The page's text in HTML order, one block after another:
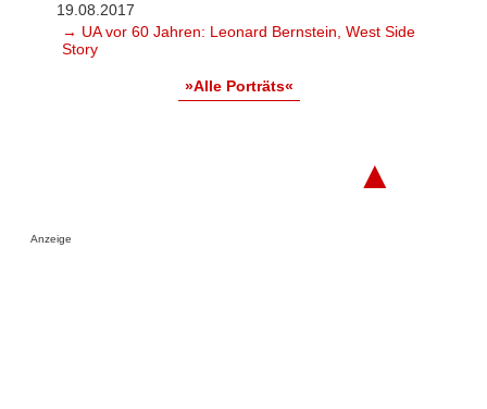
19.08.2017
→ UA vor 60 Jahren: Leonard Bernstein, West Side
Story
»Alle Porträts«
▲
Anzeige